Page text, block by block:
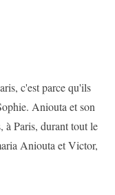
c'est parce qu'ils
Aniouta et son
à Paris, durant tout le
Aniouta et Victor,